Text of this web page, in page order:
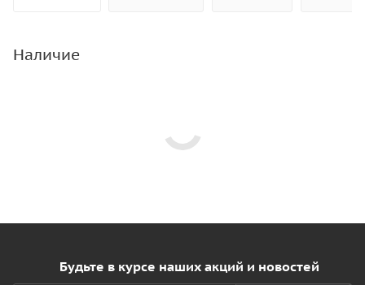
Наличие
Будьте в курсе наших акций и новостей